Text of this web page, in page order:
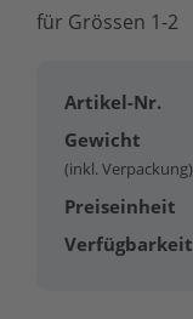
für Grössen 1-2
Artikel-Nr.
Gewicht
(inkl. Verpackung)
Preiseinheit
Verfügbarkeit